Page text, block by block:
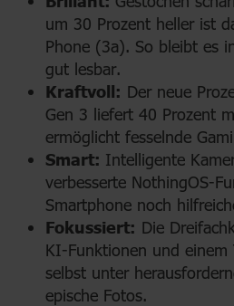
um 30 Prozent heller ist
Phone (3a). So bleibt es
gut lesbar.
Kraftvoll: Der neue
Gen 3 liefert 40 Prozent
ermöglicht fesselnde
Smart: Intelligente
verbesserte NothingOS-
Smartphone noch
Fokussiert: Die
KI-Funktionen und
selbst unter
epische Fotos.